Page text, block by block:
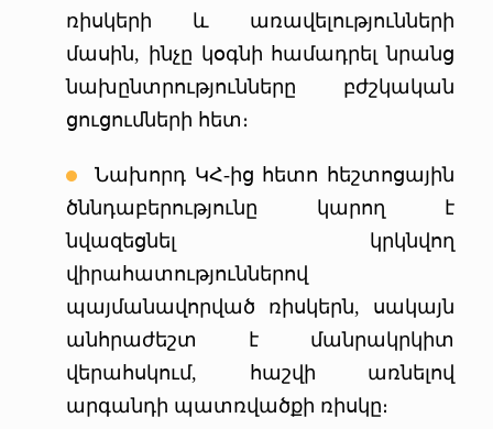
ռիսկերի և առավելությունների
մասին, ինչը կօգնի համադրել նրանց
նախընտրությունները բժշկական
ցուցումների հետ։
Նախորդ ԿՀ-ից հետո հեշտոցային
ծննդաբերությունը կարող է
նվազեցնել կրկնվող
վիրահատություններով
պայմանավորված ռիսկերն, սակայն
անհրաժեշտ է մանրակրկիտ
վերահսկում, հաշվի առնելով
արգանդի պատռվածքի ռիսկը։